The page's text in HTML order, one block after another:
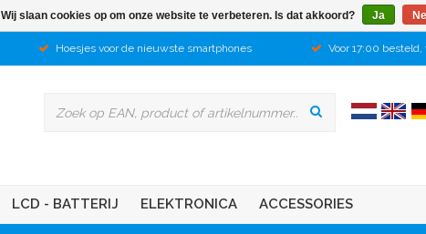
Hoesjes voor de nieuwste smartphones Voor 17:00
LCD - BATTERIJ ELEKTRONICA ACCESSORIES
Wij slaan cookies op om onze website te verbeteren. Is dat akkoord? Ja